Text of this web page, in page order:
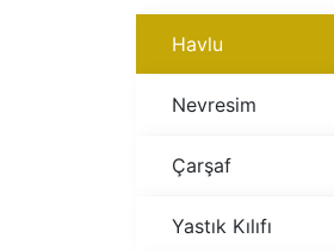
Havlu
Nevresim
Çarşaf
Yastık Kılıfı